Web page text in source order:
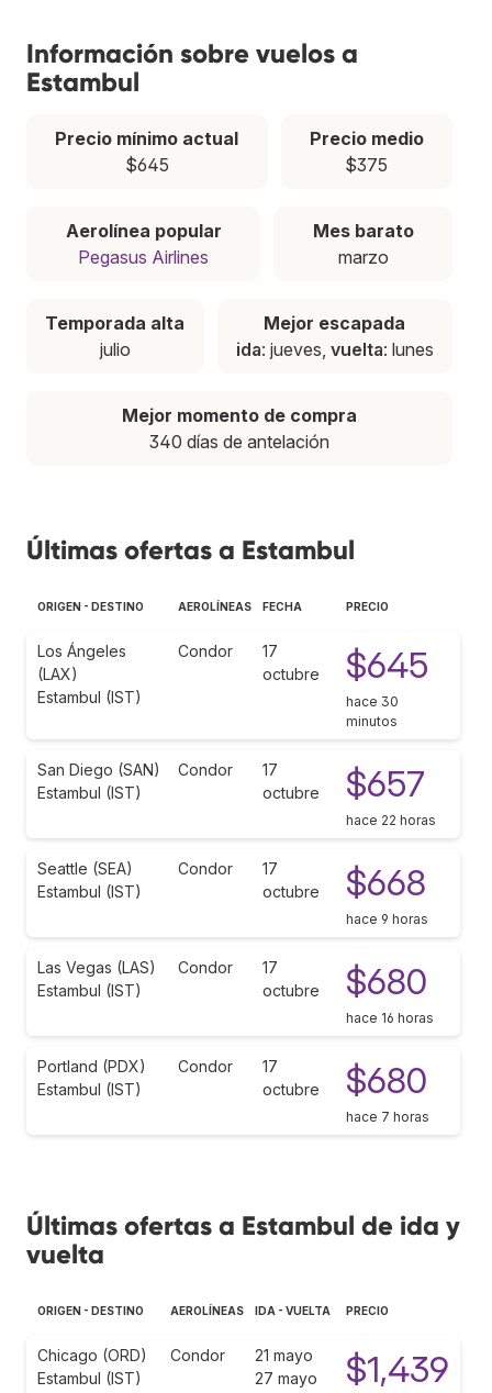
Información sobre vuelos a
Estambul
Precio mínimo actual
$645
Precio medio
$375
Aerolínea popular
Pegasus Airlines
Mes barato
marzo
Temporada alta
julio
Mejor escapada
ida: jueves, vuelta: lunes
Mejor momento de compra
340 días de antelación
Últimas ofertas a Estambul
ORIGEN - DESTINO AEROLÍNEAS FECHA PRECIO
Los Ángeles
(LAX)
Estambul (IST)
Condor
17
octubre
$645
hace 30
minutos
San Diego (SAN)
Estambul (IST)
Condor
17
octubre
$657
hace 22 horas
Seattle (SEA)
Estambul (IST)
Condor
17
octubre
$668
hace 9 horas
Las Vegas (LAS)
Estambul (IST)
Condor
17
octubre
$680
hace 16 horas
Portland (PDX)
Estambul (IST)
Condor
17
octubre
$680
hace 7 horas
Últimas ofertas a Estambul de ida y
vuelta
ORIGEN - DESTINO AEROLÍNEAS IDA - VUELTA PRECIO
Chicago (ORD)
Estambul (IST)
Condor
21 mayo
27 mayo
$1,439